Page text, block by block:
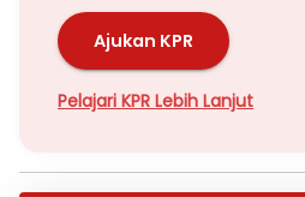
Ajukan KPR
Pelajari KPR Lebih Lanjut